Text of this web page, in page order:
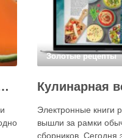
в домашних условиях?
Золотые рецепты
Электронные книги
вышли за рамки
сборников. Сегодня